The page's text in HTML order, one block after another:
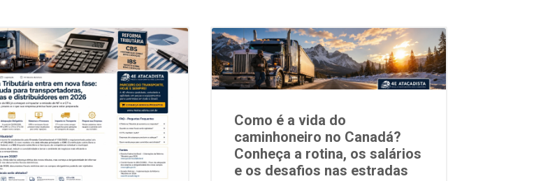
Como é a vida do
caminhoneiro no Canadá?
Conheça a rotina, os salários
e os desafios nas estradas